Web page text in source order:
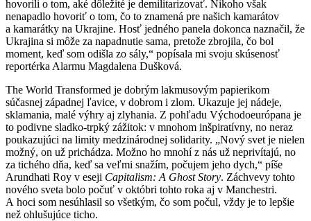
hovorili o tom, aké dôležité je demilitarizovať. Nikoho však
nenapadlo hovoriť o tom, čo to znamená pre našich kamarátov
a kamarátky na Ukrajine. Hosť jedného panela dokonca naznačil, že
Ukrajina si môže za napadnutie sama, pretože zbrojila, čo bol
moment, keď som odišla zo sály,“ popísala mi svoju skúsenosť
reportérka Alarmu Magdalena Dušková.
The World Transformed je dobrým lakmusovým papierikom
súčasnej západnej ľavice, v dobrom i zlom. Ukazuje jej nádeje,
sklamania, malé výhry aj zlyhania. Z pohľadu Východoeurópana je
to podivne sladko-trpký zážitok: v mnohom inšpiratívny, no neraz
poukazujúci na limity medzinárodnej solidarity. „Nový svet je nielen
možný, on už prichádza. Možno ho mnohí z nás už neprivítajú, no
za tichého dňa, keď sa veľmi snažím, počujem jeho dych,“ píše
Arundhati Roy v eseji Capitalism: A Ghost Story. Záchvevy tohto
nového sveta bolo počuť v októbri tohto roka aj v Manchestri.
A hoci som nesúhlasil so všetkým, čo som počul, vždy je to lepšie
než ohlušujúce ticho.